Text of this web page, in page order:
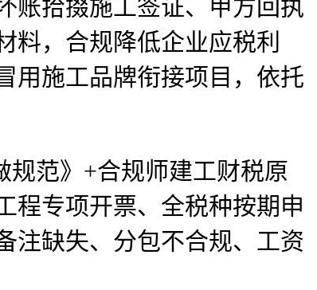
拾掇施工签证、甲方回执
料，合规降低企业应税利
用施工品牌衔接项目，依托
范》+合规师建工财税原
程专项开票、全税种按期申
注缺失、分包不合规、工资